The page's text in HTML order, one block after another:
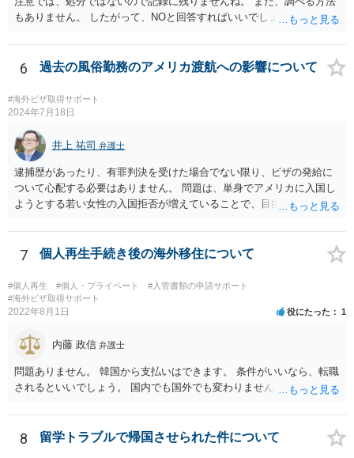
もありません。 したがって、NOと回答すればいいでしょう。
6 過去の風俗勤務のアメリカ渡航への影響について
#海外ビザ取得サポート
2024年7月18日
井上 祐司 弁護士
逮捕歴があったり、有罪判決を受けた場合でない限り、ビザの発給に
ついて心配する必要はありません。 問題は、単身でアメリカに入国し
ようとする若い女性の入国拒否が増えていることで、目的・滞在期
に渡米歴がある場合には過去に訪問した場所等を細かく聞かれ、その
中に矛盾があると入国を拒否される事例が実際に数多く見聞きされて
す。
7 個人再生手続き後の海外移住について
#個人再生 #個人・プライベート
#入管書類の申請サポート
#海外ビザ取得サポート
2022年8月1日 役にたった 1
内藤 政信 弁護士
問題ありません。 韓国から支払いはできます。 条件がいいなら、転職
されるといいでしょう。 国内でも国外でも変わりません。
8 留学トラブルで帰国させられた件について